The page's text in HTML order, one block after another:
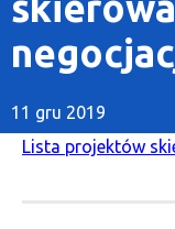
11 gru 2019
Lista projektów